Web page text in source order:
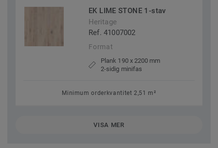
EK LIME STONE 1-stav
Heritage
Ref. 41007002
Format
Plank 190 x 2200 mm
2-sidig minifas
Minimum orderkvantitet 2,51 m²
VISA MER